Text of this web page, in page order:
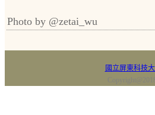
Photo by @zetai_wu
國立屏東科技